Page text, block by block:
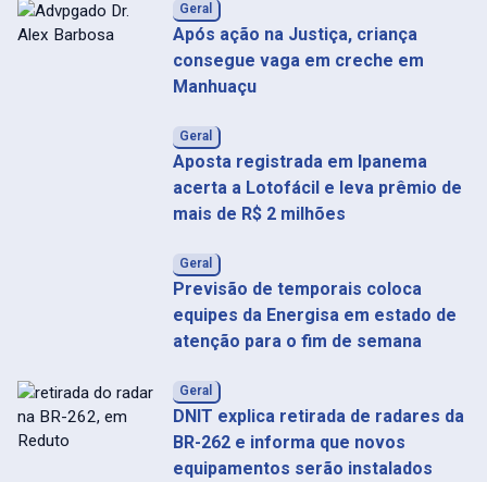
Geral
Após ação na Justiça, criança
consegue vaga em creche em
Manhuaçu
Geral
Aposta registrada em Ipanema
acerta a Lotofácil e leva prêmio de
mais de R$ 2 milhões
Geral
Previsão de temporais coloca
equipes da Energisa em estado de
atenção para o fim de semana
Geral
DNIT explica retirada de radares da
BR-262 e informa que novos
equipamentos serão instalados